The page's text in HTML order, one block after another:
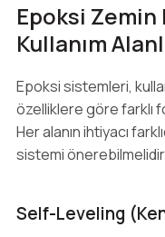
Epoksi
Kullanım
Epoksi sistemleri,
özelliklere göre farklı
Her alanın ihtiyacı
sistemi
Self-Leveling